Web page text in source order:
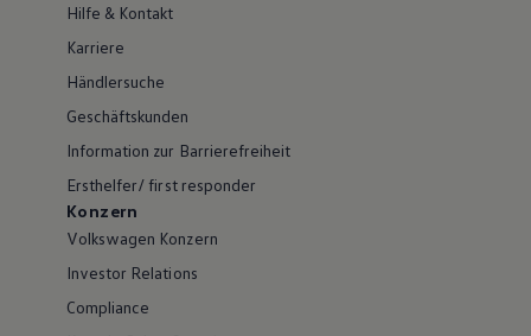
Hilfe & Kontakt
Karriere
Händlersuche
Geschäftskunden
Information zur Barrierefreiheit
Ersthelfer/ first responder
Konzern
Volkswagen Konzern
Investor Relations
Compliance